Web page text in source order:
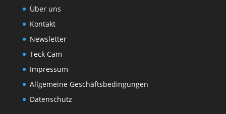
Über uns
Kontakt
Newsletter
Teck Cam
Impressum
Allgemeine Geschäftsbedingungen
Datenschutz